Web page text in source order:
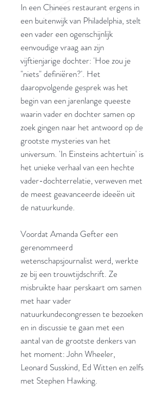
In een Chinees restaurant ergens in
een buitenwijk van Philadelphia, stelt
een vader een ogenschijnlijk
eenvoudige vraag aan zijn
vijftienjarige dochter: 'Hoe zou je
"niets" definiëren?'. Het
daaropvolgende gesprek was het
begin van een jarenlange queeste
waarin vader en dochter samen op
zoek gingen naar het antwoord op de
grootste mysteries van het
universum. 'In Einsteins achtertuin' is
het unieke verhaal van een hechte
vader-dochterrelatie, verweven met
de meest geavanceerde ideeën uit
de natuurkunde.
Voordat Amanda Gefter een
gerenommeerd
wetenschapsjournalist werd, werkte
ze bij een trouwtijdschrift. Ze
misbruikte haar perskaart om samen
met haar vader
natuurkundecongressen te bezoeken
en in discussie te gaan met een
aantal van de grootste denkers van
het moment: John Wheeler,
Leonard Susskind, Ed Witten en zelfs
met Stephen Hawking.